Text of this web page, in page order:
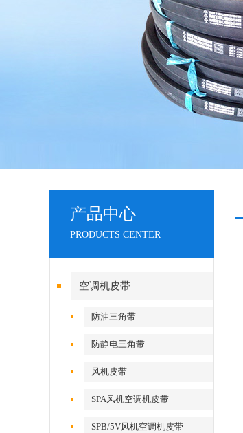
产品中心
PRODUCTS CENTER
空调机皮带
防油三角带
防静电三角带
风机皮带
SPA风机空调机皮带
SPB/5V风机空调机皮带